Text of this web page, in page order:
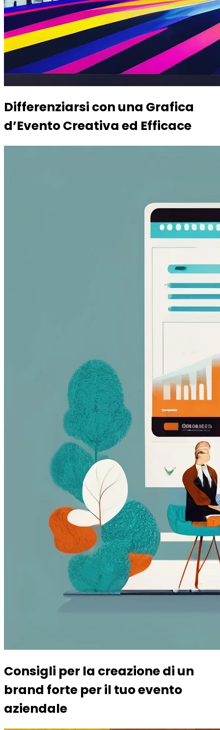
Differenziarsi con una Grafica
d’Evento Creativa ed Efficace
Consigli per la creazione di un
brand forte per il tuo evento
aziendale